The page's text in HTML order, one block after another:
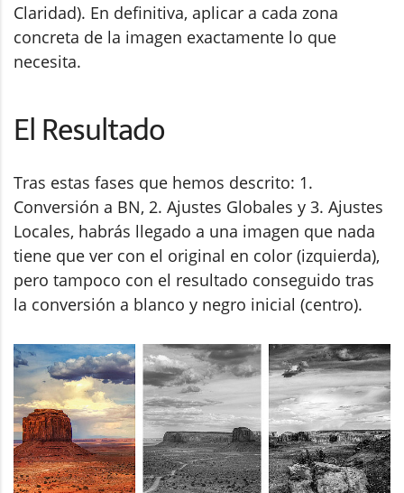
Claridad). En definitiva, aplicar a cada zona
concreta de la imagen exactamente lo que
necesita.
El Resultado
Tras estas fases que hemos descrito: 1.
Conversión a BN, 2. Ajustes Globales y 3. Ajustes
Locales, habrás llegado a una imagen que nada
tiene que ver con el original en color (izquierda),
pero tampoco con el resultado conseguido tras
la conversión a blanco y negro inicial (centro).